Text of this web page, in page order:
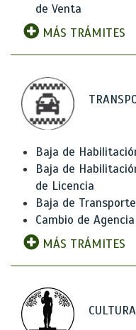
de Venta
MÁS TRÁMITES
Baja de
Baja de
de Licencia
Baja de
Cambio de
MÁS TRÁMITES